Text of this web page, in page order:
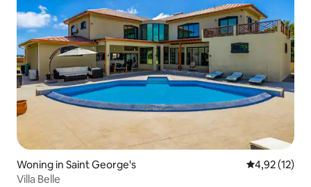
Woning in Saint George's Gemiddelde
4,92 (12)
Villa Belle